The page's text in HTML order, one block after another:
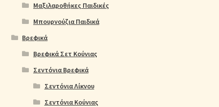
Μαξιλαροθήκες Παιδικές
Μπουρνούζια Παιδικά
Βρεφικά
Βρεφικά Σετ Κούνιας
Σεντόνια Βρεφικά
Σεντόνια Λίκνου
Σεντόνια Κούνιας